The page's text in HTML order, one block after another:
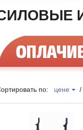
по: цене